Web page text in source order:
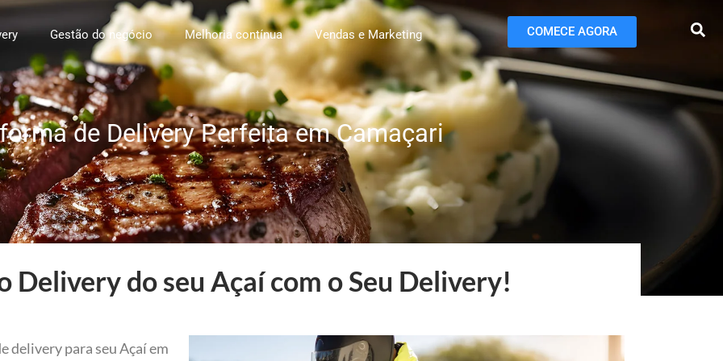
Gestão do negócio Melhoria contínua Vendas e Marketing COMECE AGORA
de Delivery Perfeita em Camaçari
Delivery do seu Açaí com o Seu Delivery!
delivery para seu Açaí em